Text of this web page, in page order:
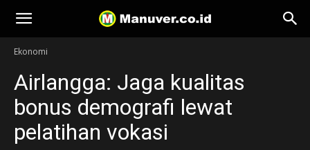
Manuver
Ekonomi
Airlangga: Jaga kualitas
bonus demografi lewat
pelatihan vokasi